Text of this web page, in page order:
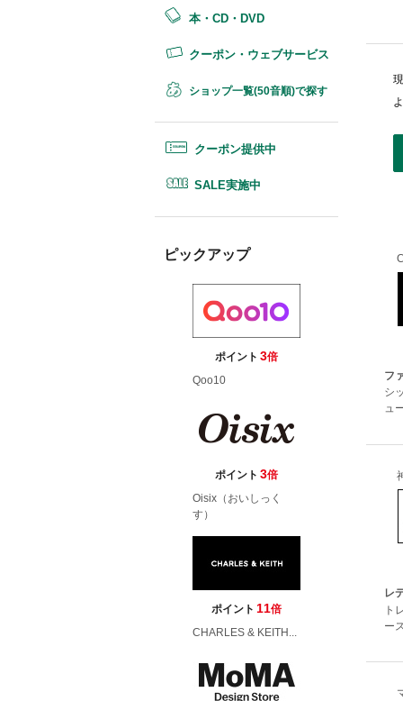
本・CD・DVD
クーポン・ウェブサービス
ショップ一覧(50音順)で探す
クーポン提供中
SALE実施中
ピックアップ
ポイント 3倍
Qoo10
ポイント 3倍
Oisix（おいしっく
す）
ポイント 11倍
CHARLES & KEITH...
フ
シ
ュ
レ
ト
ー